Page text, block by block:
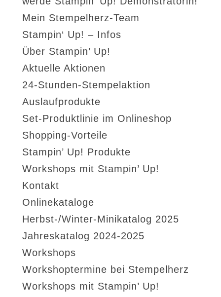
Mein Stempelherz-Team
Stampin‘ Up! – Infos
Über Stampin’ Up!
Aktuelle Aktionen
24-Stunden-Stempelaktion
Auslaufprodukte
Set-Produktlinie im Onlineshop
Shopping-Vorteile
Stampin’ Up! Produkte
Workshops mit Stampin’ Up!
Kontakt
Onlinekataloge
Herbst-/Winter-Minikatalog 2025
Jahreskatalog 2024-2025
Workshops
Workshoptermine bei Stempelherz
Workshops mit Stampin’ Up!